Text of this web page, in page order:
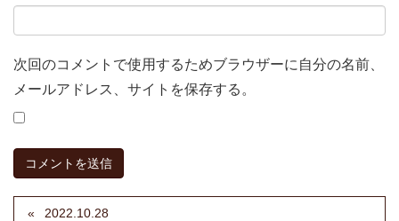
次回のコメントで使用するためブラウザーに自分の名前、
メールアドレス、サイトを保存する。
2022.10.28